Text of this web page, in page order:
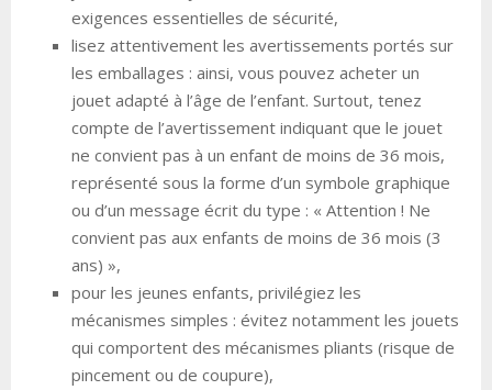
exigences essentielles de sécurité,
lisez attentivement les avertissements portés sur
les emballages : ainsi, vous pouvez acheter un
jouet adapté à l’âge de l’enfant. Surtout, tenez
compte de l’avertissement indiquant que le jouet
ne convient pas à un enfant de moins de 36 mois,
représenté sous la forme d’un symbole graphique
ou d’un message écrit du type : « Attention ! Ne
convient pas aux enfants de moins de 36 mois (3
ans) »,
pour les jeunes enfants, privilégiez les
mécanismes simples : évitez notamment les jouets
qui comportent des mécanismes pliants (risque de
pincement ou de coupure),